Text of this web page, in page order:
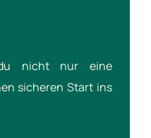
nicht nur eine
sicheren Start ins